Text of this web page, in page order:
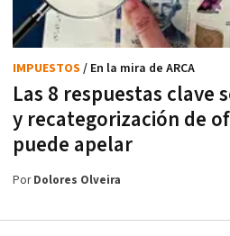
Las 8 respuestas clave
y recategorización de
puede apelar
IMPUESTOS / En la mira de ARCA
PorDolores Olveira